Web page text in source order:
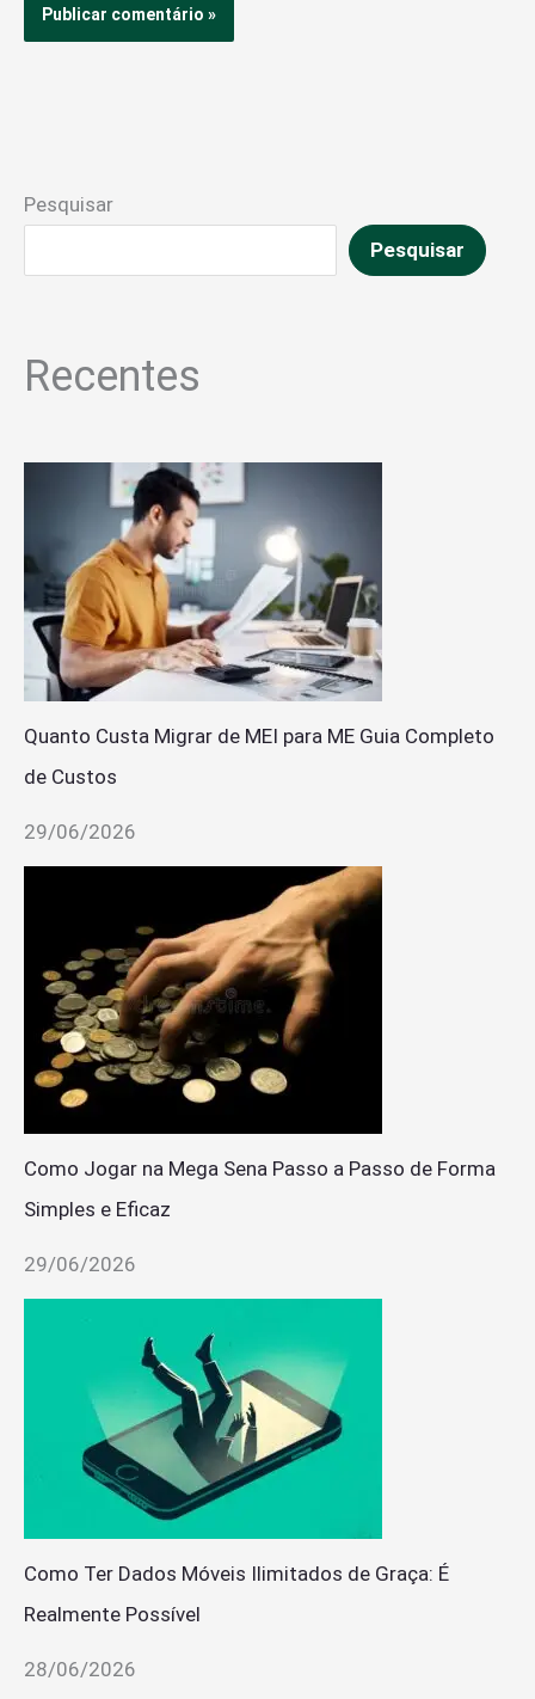
Pesquisar
Pesquisar
Recentes
Quanto Custa Migrar de MEI para ME Guia Completo
de Custos
29/06/2026
Como Jogar na Mega Sena Passo a Passo de Forma
Simples e Eficaz
29/06/2026
Como Ter Dados Móveis Ilimitados de Graça: É
Realmente Possível
28/06/2026